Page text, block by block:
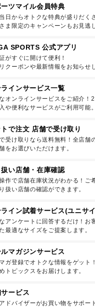
ーツマイル会員特典
日からオトクな特典が盛りだく
ま限定のキャンペーンもお見逃
SPORTS 公式アプリ
がすぐに開けて便利！
クーポンや最新情報をお知らせ
インサービス一覧
オンラインサービスをご紹介！
や便利なサービスがご利用可能。
で注文 店舗で受け取り
受け取りなら送料無料！全店舗
をお選びいただけます。
い店舗・在庫確認
作で店舗在庫状況がわかる！ご
扱い店舗の確認ができます。
イン試着サービス(ユニサ
アンケートに回答するだけ！お
最適なサイズをご提案します。
ルマガジンサービス
ガ登録でオトクな情報をゲット
トピックスをお届けします。
サービス
ドバイザーがお買い物をサポー